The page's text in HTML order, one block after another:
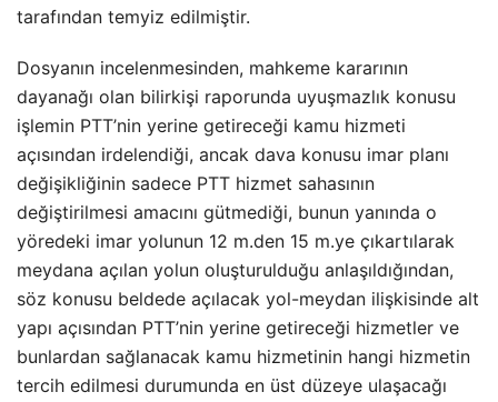
tarafından temyiz edilmiştir.
Dosyanın incelenmesinden, mahkeme kararının
dayanağı olan bilirkişi raporunda uyuşmazlık konusu
işlemin PTT’nin yerine getireceği kamu hizmeti
açısından irdelendiği, ancak dava konusu imar planı
değişikliğinin sadece PTT hizmet sahasının
değiştirilmesi amacını gütmediği, bunun yanında o
yöredeki imar yolunun 12 m.den 15 m.ye çıkartılarak
meydana açılan yolun oluşturulduğu anlaşıldığından,
söz konusu beldede açılacak yol-meydan ilişkisinde alt
yapı açısından PTT’nin yerine getireceği hizmetler ve
bunlardan sağlanacak kamu hizmetinin hangi hizmetin
tercih edilmesi durumunda en üst düzeye ulaşacağı